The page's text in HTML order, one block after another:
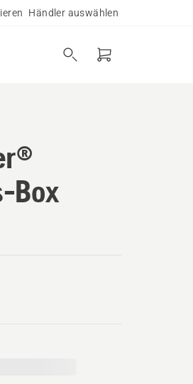
Händler auswählen
Box